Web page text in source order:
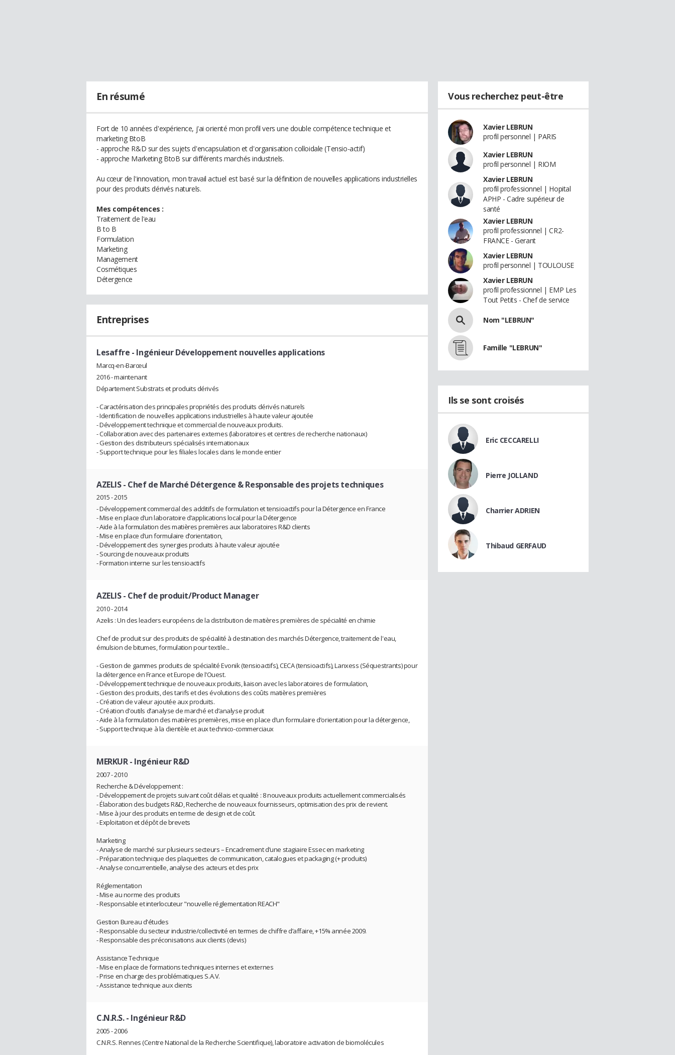
En résumé
Fort de 10 années d'expérience, j'ai orienté mon profil vers une double compétence technique et
marketing BtoB
- approche R&D sur des sujets d'encapsulation et d'organisation colloidale (Tensio-actif)
- approche Marketing BtoB sur différents marchés industriels.
Au cœur de l'innovation, mon travail actuel est basé sur la définition de nouvelles applications industrielles
pour des produits dérivés naturels.
Mes compétences :
Traitement de l'eau
B to B
Formulation
Marketing
Management
Cosmétiques
Détergence
Entreprises
Lesaffre - Ingénieur Développement nouvelles applications
Marcq-en-Barœul
2016 - maintenant
Département Substrats et produits dérivés
- Caractérisation des principales propriétés des produits dérivés naturels
- Identification de nouvelles applications industrielles à haute valeur ajoutée
- Développement technique et commercial de nouveaux produits.
- Collaboration avec des partenaires externes (laboratoires et centres de recherche nationaux)
- Gestion des distributeurs spécialisés internationaux
- Support technique pour les filiales locales dans le monde entier
AZELIS- Chef de Marché Détergence & Responsable des projets techniques
2015 - 2015
- Développement commercial des additifs de formulation et tensioactifs pour la Détergence en France
- Mise en place d’un laboratoire d’applications local pour la Détergence
- Aide à la formulation des matières premières aux laboratoires R&D clients
- Mise en place d’un formulaire d’orientation,
- Développement des synergies produits à haute valeur ajoutée
- Sourcing de nouveaux produits
- Formation interne sur les tensioactifs
AZELIS- Chef de produit/Product Manager
2010 - 2014
Azelis : Un des leaders européens de la distribution de matières premières de spécialité en chimie
Chef de produit sur des produits de spécialité à destination des marchés Détergence, traitement de l'eau,
émulsion de bitumes, formulation pour textile...
- Gestion de gammes produits de spécialité Evonik (tensioactifs), CECA (tensioactifs), Lanxess (Séquestrants) pour
la détergence en France et Europe de l’Ouest.
- Développement technique de nouveaux produits, liaison avec les laboratoires de formulation,
- Gestion des produits, des tarifs et des évolutions des coûts matières premières
- Création de valeur ajoutée aux produits.
- Création d’outils d’analyse de marché et d’analyse produit
- Aide à la formulation des matières premières, mise en place d’un formulaire d’orientation pour la détergence,
- Support technique à la clientèle et aux technico-commerciaux
MERKUR- Ingénieur R&D
2007 - 2010
Recherche & Développement :
- Développement de projets suivant coût délais et qualité : 8 nouveaux produits actuellement commercialisés
- Élaboration des budgets R&D, Recherche de nouveaux fournisseurs, optimisation des prix de revient.
- Mise à jour des produits en terme de design et de coût.
- Exploitation et dépôt de brevets
Marketing
- Analyse de marché sur plusieurs secteurs – Encadrement d’une stagiaire Essec en marketing
- Préparation technique des plaquettes de communication, catalogues et packaging (+ produits)
- Analyse concurrentielle, analyse des acteurs et des prix
Réglementation
- Mise au norme des produits
- Responsable et interlocuteur "nouvelle réglementation REACH"
Gestion Bureau d'études
- Responsable du secteur industrie/collectivité en termes de chiffre d’affaire, +15% année 2009.
- Responsable des préconisations aux clients (devis)
Assistance Technique
- Mise en place de formations techniques internes et externes
- Prise en charge des problématiques S.A.V.
- Assistance technique aux clients
C.N.R.S.- Ingénieur R&D
2005 - 2006
C.N.R.S. Rennes (Centre National de la Recherche Scientifique), laboratoire activation de biomolécules
Vous recherchez peut-être
Xavier LEBRUN
profil personnel | PARIS
Xavier LEBRUN
profil personnel | RIOM
Xavier LEBRUN
profil professionnel | Hopital
APHP - Cadre supérieur de
santé
Xavier LEBRUN
profil professionnel | CR2-
FRANCE - Gerant
Xavier LEBRUN
profil personnel | TOULOUSE
Xavier LEBRUN
profil professionnel | EMP Les
Tout Petits - Chef de service
Nom "LEBRUN"
Famille "LEBRUN"
Ils se sont croisés
Eric CECCARELLI
Pierre JOLLAND
Charrier ADRIEN
Thibaud GERFAUD